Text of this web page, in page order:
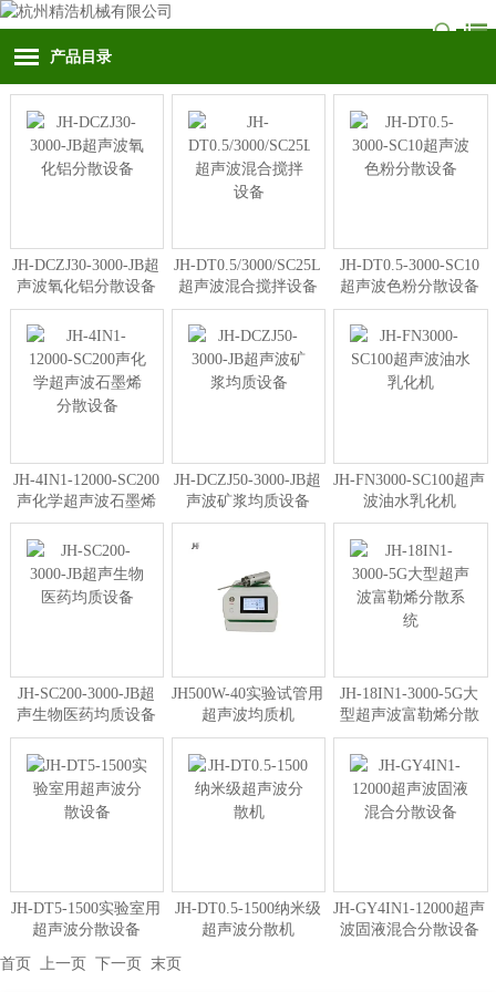
产品目录
JH-DCZJ30-3000-JB超
声波氧化铝分散设备
JH-DT0.5/3000/SC25L
超声波混合搅拌设备
JH-DT0.5-3000-SC10
超声波色粉分散设备
JH-4IN1-12000-SC200
声化学超声波石墨烯
分散设备
JH-DCZJ50-3000-JB超
声波矿浆均质设备
JH-FN3000-SC100超声
波油水乳化机
JH-SC200-3000-JB超
声生物医药均质设备
JH500W-40实验试管用
超声波均质机
JH-18IN1-3000-5G大
型超声波富勒烯分散
系统
JH-DT5-1500实验室用
超声波分散设备
JH-DT0.5-1500纳米级
超声波分散机
JH-GY4IN1-12000超声
波固液混合分散设备
首页 上一页 下一页 末页